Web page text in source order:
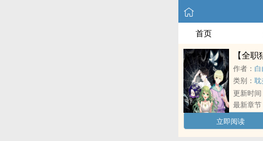
首页
【全
作者：
类别： 耽
更新时间
最新章节
立即阅读